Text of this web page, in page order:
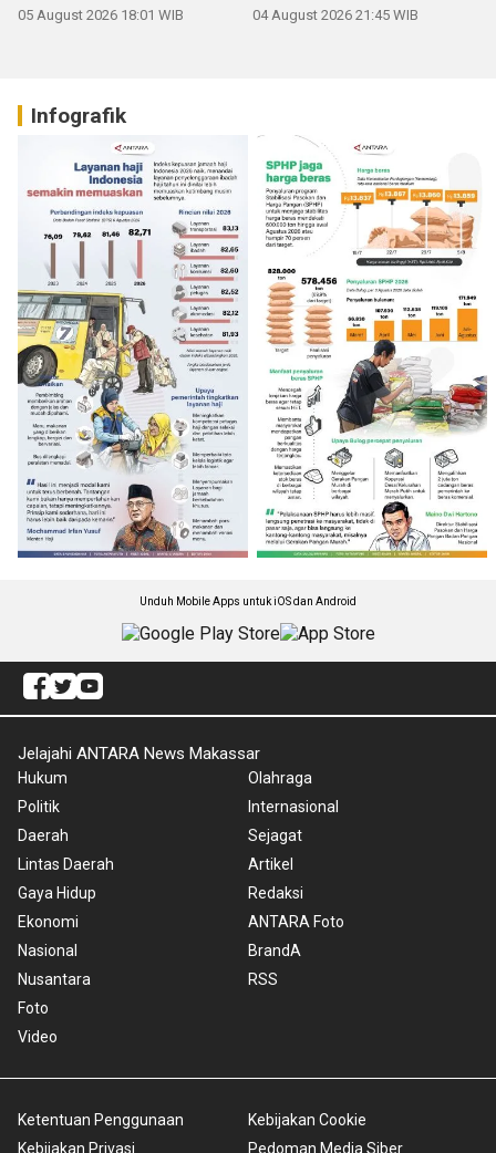
05 August 2026 18:01 WIB 04 August 2026 21:45 WIB
Infografik
Unduh Mobile Apps untuk iOS dan Android
Jelajahi ANTARA News Makassar
Hukum
Politik
Daerah
Lintas Daerah
Gaya Hidup
Ekonomi
Nasional
Nusantara
Foto
Video
Olahraga
Internasional
Sejagat
Artikel
Redaksi
ANTARA Foto
BrandA
RSS
Ketentuan Penggunaan
Kebijakan Privasi
Kebijakan Cookie
Pedoman Media Siber